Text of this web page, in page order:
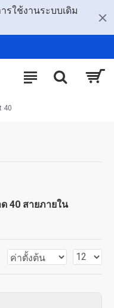
ใช้งานระบบเดิม
40
40 สายภายใน